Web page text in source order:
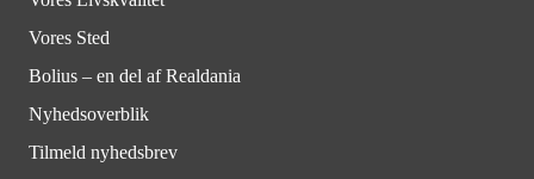
Vores Sted
Bolius – en del af Realdania
Nyhedsoverblik
Tilmeld nyhedsbrev